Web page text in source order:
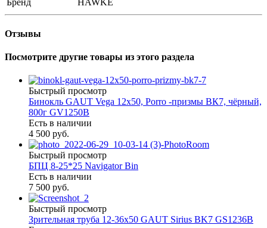
Бренд
HAWKE
Отзывы
Посмотрите другие товары из этого раздела
Быстрый просмотр
Бинокль GAUT Vega 12x50, Porro -призмы ВК7, чёрный,
800г GV1250B
Есть в наличии
4 500 руб.
Быстрый просмотр
БПЦ 8-25*25 Navigator Bin
Есть в наличии
7 500 руб.
Быстрый просмотр
Зрительная труба 12-36х50 GAUT Sirius BK7 GS1236B